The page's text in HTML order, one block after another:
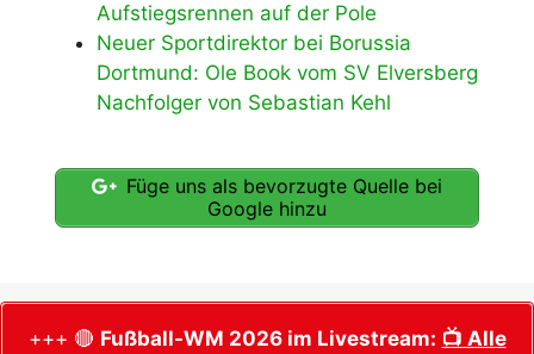
Aufstiegsrennen auf der Pole
Neuer Sportdirektor bei Borussia
Dortmund: Ole Book vom SV Elversberg
Nachfolger von Sebastian Kehl
Füge uns als bevorzugte Quelle bei
Google hinzu
+++ 🔴 Fußball-WM 2026 im Livestream: 📺 Alle